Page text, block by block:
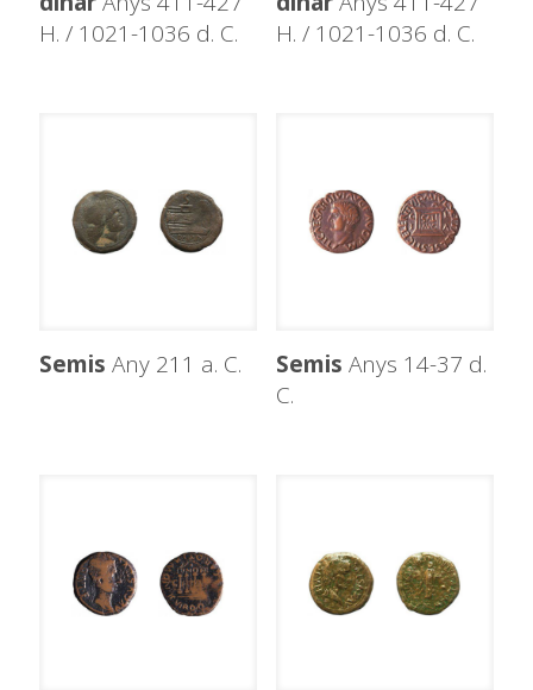
H. / 1021-1036 d. C.
H. / 1021-1036 d. C.
Semis Any 211 a. C. Semis Anys 14-37 d.
C.